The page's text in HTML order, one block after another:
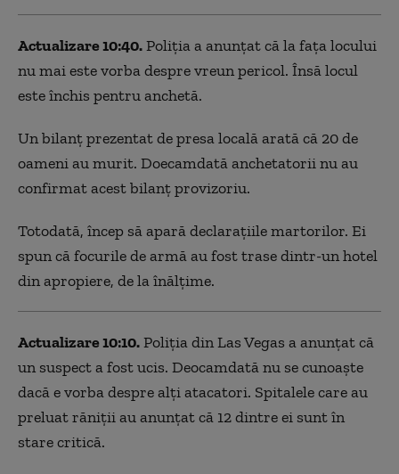
Actualizare 10:40.Poliția a anunțat că la fața locului
nu mai este vorba despre vreun pericol. Însă locul
este închis pentru anchetă.
Un bilanț prezentat de presa locală arată că 20 de
oameni au murit. Doecamdată anchetatorii nu au
confirmat acest bilanț provizoriu.
Totodată, încep să apară declarațiile martorilor. Ei
spun că focurile de armă au fost trase dintr-un hotel
din apropiere, de la înălțime.
Actualizare 10:10.Poliția din Las Vegas a anunțat că
un suspect a fost ucis. Deocamdată nu se cunoaște
dacă e vorba despre alți atacatori. Spitalele care au
preluat răniții au anunțat că 12 dintre ei sunt în
stare critică.